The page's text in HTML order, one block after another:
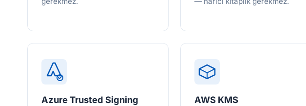
Azure Trusted Signing AWS KMS